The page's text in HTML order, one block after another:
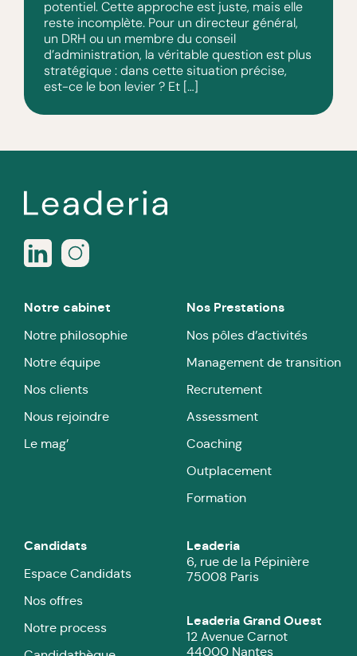
potentiel. Cette approche est juste, mais elle
reste incomplète. Pour un directeur général,
un DRH ou un membre du conseil
d’administration, la véritable question est plus
stratégique : dans cette situation précise,
est-ce le bon levier ? Et […]
Notre cabinet
Notre philosophie
Notre équipe
Nos clients
Nous rejoindre
Le mag’
Nos Prestations
Nos pôles d’activités
Management de transition
Recrutement
Assessment
Coaching
Outplacement
Formation
Candidats
Espace Candidats
Nos offres
Notre process
Leaderia
6, rue de la Pépinière
75008 Paris
Leaderia Grand Ouest
12 Avenue Carnot
44000 Nantes